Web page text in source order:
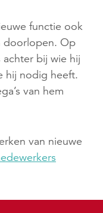
functie ook
doorlopen. Op
bij wie hij
hij nodig heeft.
van hem
van nieuwe